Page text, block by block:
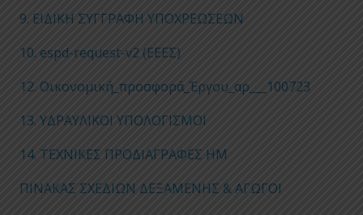
9. ΕΙΔΙΚΗ ΣΥΓΓΡΑΦΗ ΥΠΟΧΡΕΩΣΕΩΝ
10. espd-request-v2 (ΕΕΕΣ)
12. Οικονομική_προσφορά_Έργου_αρ___100723
13. ΥΔΡΑΥΛΙΚΟΙ ΥΠΟΛΟΓΙΣΜΟΙ
14. ΤΕΧΝΙΚΕΣ ΠΡΟΔΙΑΓΡΑΦΕΣ ΗΜ
ΠΙΝΑΚΑΣ ΣΧΕΔΙΩΝ ΔΕΞΑΜΕΝΗΣ & ΑΓΩΓΟΙ